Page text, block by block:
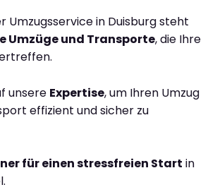
Umzugsservice in Duisburg steht
Umzüge und Transporte, die Ihre
unsere Expertise, um Ihren Umzug
effizient und sicher zu
für einen stressfreien Start in